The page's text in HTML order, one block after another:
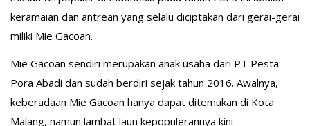
keramaian dan antrean yang selalu diciptakan dari gerai-gerai
miliki Mie Gacoan.
Mie Gacoan sendiri merupakan anak usaha dari PT Pesta
Pora Abadi dan sudah berdiri sejak tahun 2016. Awalnya,
keberadaan Mie Gacoan hanya dapat ditemukan di Kota
Malang, namun lambat laun kepopulerannya kini